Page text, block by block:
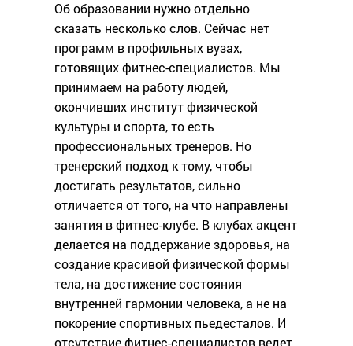
Об образовании нужно отдельно
сказать несколько слов. Сейчас нет
программ в профильных вузах,
готовящих фитнес-специалистов. Мы
принимаем на работу людей,
окончивших институт физической
культуры и спорта, то есть
профессиональных тренеров. Но
тренерский подход к тому, чтобы
достигать результатов, сильно
отличается от того, на что направлены
занятия в фитнес-клубе. В клубах акцент
делается на поддержание здоровья, на
создание красивой физической формы
тела, на достижение состояния
внутренней гармонии человека, а не на
покорение спортивных пьедесталов. И